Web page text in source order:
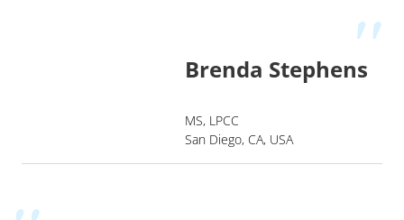
Brenda Stephens
MS, LPCC
San Diego, CA, USA